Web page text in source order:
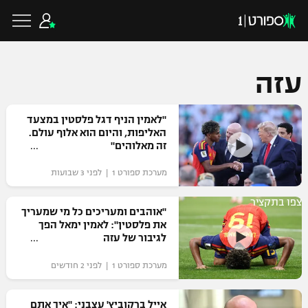
כדורגל ישראלי
ליגת העל
גביע הטוטו
ליגיונרים
גביע המדינה
כדורגל עולמי
ליגת האלופות
ליגה אירופית
ליגה אנגלית
כדורסל ישראלי
ליגת ווינר סל
ליגה לאומית
כדורסל עולמי
NBA
עזה
"לאמין הניף דגל פלסטין במצעד
האליפות, והיום הוא אלוף עולם.
זה מאלוהים"
מערכת ספורט 1 | לפני 3 שבועות
צפו בתקציר
"אוהבים ומעריכים כל מי שמעריך
את פלסטין": לאמין ימאל הפך
לגיבור של עזה
מערכת ספורט 1 | לפני 2 חודשים
אייל ברקוביץ' עצבני: "איך אתם